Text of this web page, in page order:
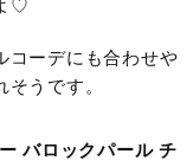
♡
コーデにも合わせや
うです。
バロックパール チ